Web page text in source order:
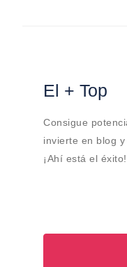
El + Top
Consigue
invierte en blog
¡Ahí está el éxito!